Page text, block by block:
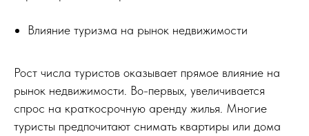
Влияние туризма на рынок недвижимости
Рост числа туристов оказывает прямое влияние на
рынок недвижимости. Во-первых, увеличивается
спрос на краткосрочную аренду жилья. Многие
туристы предпочитают снимать квартиры или дома